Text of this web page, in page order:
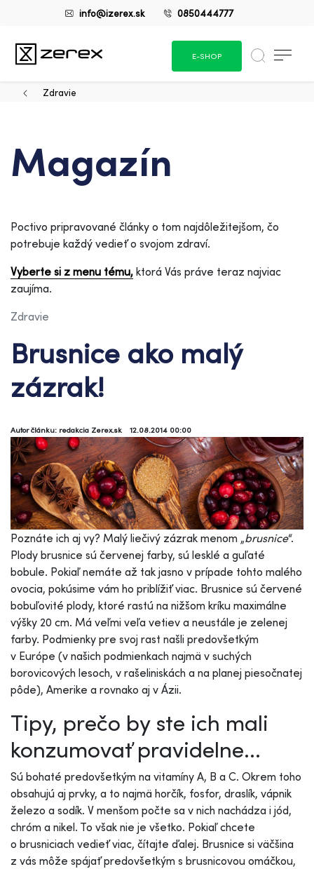
info@izerex.sk 0850444777
E-SHOP
Zdravie
Magazín
Poctivo pripravované články o tom najdôležitejšom, čo
potrebuje každý vedieť o svojom zdraví.
Vyberte si z menu tému, ktorá Vás práve teraz najviac
zaujíma.
Zdravie
Brusnice ako malý
zázrak!
Autor článku: redakcia Zerex.sk 12.08.2014 00:00
Poznáte ich aj vy? Malý liečivý zázrak menom „brusnice“.
Plody brusnice sú červenej farby, sú lesklé a guľaté
bobule. Pokiaľ nemáte až tak jasno v prípade tohto malého
ovocia, pokúsime vám ho priblížiť viac. Brusnice sú červené
bobuľovité plody, ktoré rastú na nižšom kríku maximálne
výšky 20 cm. Má veľmi veľa vetiev a neustále je zelenej
farby. Podmienky pre svoj rast našli predovšetkým
v Európe (v našich podmienkach najmä v suchých
borovicových lesoch, v rašeliniskách a na planej piesočnatej
pôde), Amerike a rovnako aj v Ázii.
Tipy, prečo by ste ich mali
konzumovať pravidelne...
Sú bohaté predovšetkým na vitamíny A, B a C. Okrem toho
obsahujú aj prvky, a to najmä horčík, fosfor, draslík, vápnik
železo a sodík. V menšom počte sa v nich nachádza i jód,
chróm a nikel. To však nie je všetko. Pokiaľ chcete
o brusniciach vedieť viac, čítajte ďalej. Brusnice si väčšina
z vás môže spájať predovšetkým s brusnicovou omáčkou,